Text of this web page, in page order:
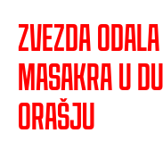
Zvezda
masakra u
Orašju